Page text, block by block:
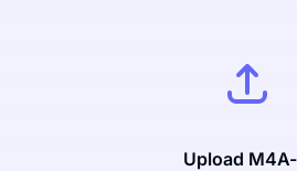
Upload